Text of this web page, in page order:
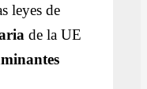
leyes de
de la UE